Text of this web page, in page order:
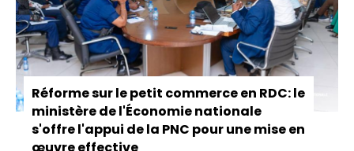
Réforme sur le petit commerce en RDC: le
ministère de l'Économie nationale
s'offre l'appui de la PNC pour une mise en